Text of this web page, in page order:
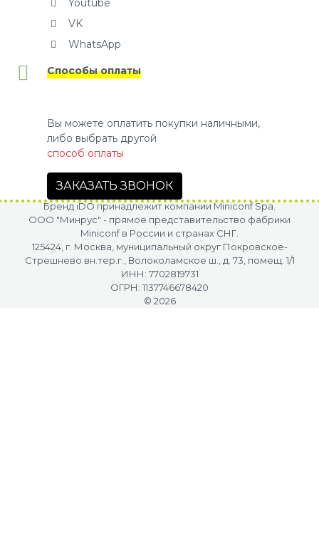
Youtube
VK
WhatsApp
Способы оплаты
Вы можете оплатить покупки наличными,
либо выбрать другой
способ оплаты
ЗАКАЗАТЬ ЗВОНОК
Бренд iDO принадлежит компании Miniconf Spa.
OOO "Минрус" - прямое представительство фабрики
Miniconf в России и странах СНГ.
125424, г. Москва, муниципальный округ Покровское-
Стрешнево вн.тер.г., Волоколамское ш., д. 73, помещ. 1/1
ИНН: 7702819731
ОГРН: 1137746678420
© 2026